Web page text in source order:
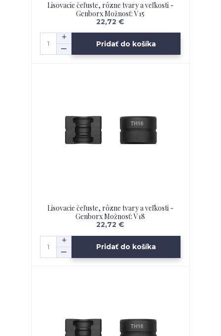
Lisovacie čeľuste, rôzne tvary a veľkosti -
Genborx Možnosť: V15
22,72 €
Pridať do košíka
Lisovacie čeľuste, rôzne tvary a veľkosti -
Genborx Možnosť: V18
22,72 €
Pridať do košíka